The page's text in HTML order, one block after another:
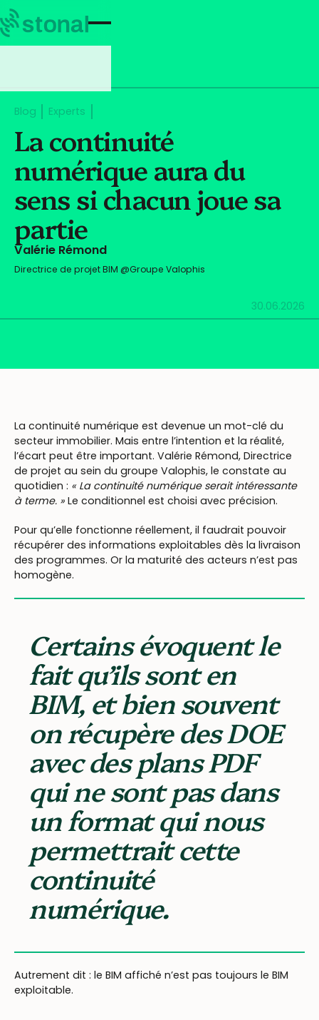
Blog Experts
La continuité
numérique aura du
sens si chacun joue sa
partie
Valérie Rémond
Directrice de projet BIM @Groupe Valophis
30.06.2026
La continuité numérique est devenue un mot-clé du
secteur immobilier. Mais entre l’intention et la réalité,
l’écart peut être important. Valérie Rémond, Directrice
de projet au sein du groupe Valophis, le constate au
quotidien : « La continuité numérique serait intéressante
à terme. » Le conditionnel est choisi avec précision.
Pour qu’elle fonctionne réellement, il faudrait pouvoir
récupérer des informations exploitables dès la livraison
des programmes. Or la maturité des acteurs n’est pas
homogène.
Certains évoquent le
fait qu’ils sont en
BIM, et bien souvent
on récupère des DOE
avec des plans PDF
qui ne sont pas dans
un format qui nous
permettrait cette
continuité
numérique.
Autrement dit : le BIM affiché n’est pas toujours le BIM
exploitable.